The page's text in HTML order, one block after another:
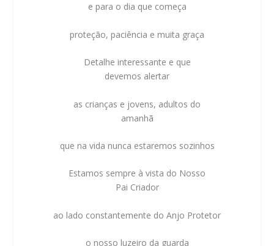
e para o dia que começa
proteção, paciência e muita graça
Detalhe interessante e que
devemos alertar
as crianças e jovens, adultos do
amanhã
que na vida nunca estaremos sozinhos
Estamos sempre à vista do Nosso
Pai Criador
ao lado constantemente do Anjo Protetor
o nosso luzeiro da guarda